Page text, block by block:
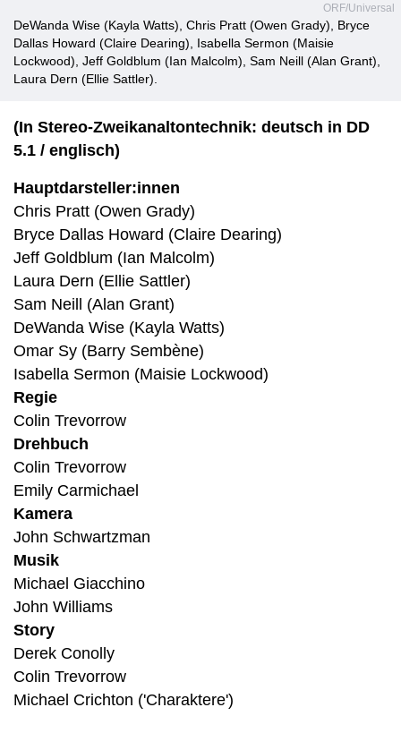
ORF/Universal
DeWanda Wise (Kayla Watts), Chris Pratt (Owen Grady), Bryce
Dallas Howard (Claire Dearing), Isabella Sermon (Maisie
Lockwood), Jeff Goldblum (Ian Malcolm), Sam Neill (Alan Grant),
Laura Dern (Ellie Sattler).
(In Stereo-Zweikanaltontechnik: deutsch in DD
5.1 / englisch)
Hauptdarsteller:innen
Chris Pratt (Owen Grady)
Bryce Dallas Howard (Claire Dearing)
Jeff Goldblum (Ian Malcolm)
Laura Dern (Ellie Sattler)
Sam Neill (Alan Grant)
DeWanda Wise (Kayla Watts)
Omar Sy (Barry Sembène)
Isabella Sermon (Maisie Lockwood)
Regie
Colin Trevorrow
Drehbuch
Colin Trevorrow
Emily Carmichael
Kamera
John Schwartzman
Musik
Michael Giacchino
John Williams
Story
Derek Conolly
Colin Trevorrow
Michael Crichton ('Charaktere')